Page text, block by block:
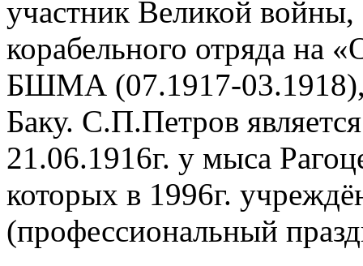
участник Великой
корабельного отряда на
БШМА (07.1917-03.1918),
Баку. С.П.Петров
21.06.1916г. у мыса
которых в 1996г.
(профессиональный